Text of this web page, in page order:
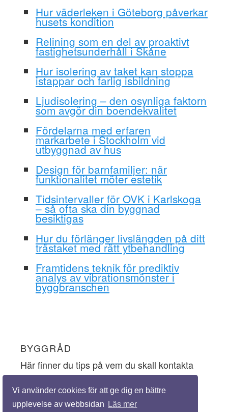
Vi använder cookies för att ge dig en bättre
upplevelse av webbsidan
Läs mer
Hur väderleken i Göteborg påverkar
husets kondition
Relining som en del av proaktivt
fastighetsunderhåll i Skåne
Hur isolering av taket kan stoppa
istappar och farlig isbildning
Ljudisolering – den osynliga faktorn
som avgör din boendekvalitet
Fördelarna med erfaren
markarbete i Stockholm vid
utbyggnad av hus
Design för barnfamiljer: när
funktionalitet möter estetik
Tidsintervaller för OVK i Karlskoga
– så ofta ska din byggnad
besiktigas
Hur du förlänger livslängden på ditt
trästaket med rätt ytbehandling
Framtidens teknik för prediktiv
analys av vibrationsmönster i
byggbranschen
BYGGRÅD
Här finner du tips på vem du skall kontakta
inhämta goda byggråd.